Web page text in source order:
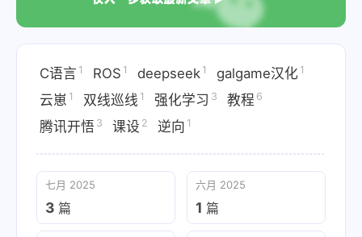
C语言 1 ROS 1 deepseek 1 galgame汉化 1
云崽 1 双线巡线 1 强化学习 3 教程 6
腾讯开悟 3 课设 2 逆向 1
七月 2025
3 篇
六月 2025
1 篇